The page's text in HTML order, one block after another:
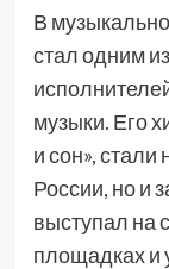
В
стал одним
музыки. Его
и сон»,
России, но и
выступал на
площадках и